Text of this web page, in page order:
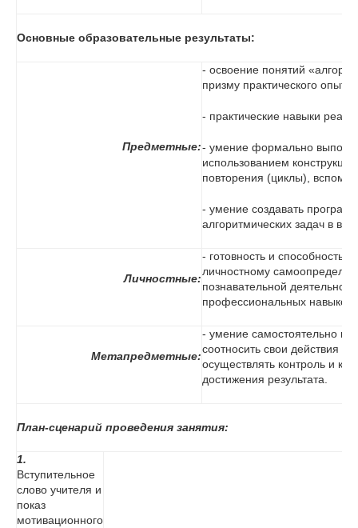
Основные образовательные результаты:
Предметные:
- освоение понятий
призму практического
- практические навыки
- умение формально
использованием
повторения (циклы),
- умение создавать
алгоритмических задач в
Личностные:
- готовность и способность
личностному
познавательной
профессиональных
Метапредметные:
- умение самостоятельно
соотносить свои действия
осуществлять контроль и
достижения результата.
План-сценарий проведения занятия:
1.
Вступительное
слово учителя и
показ
мотивационного